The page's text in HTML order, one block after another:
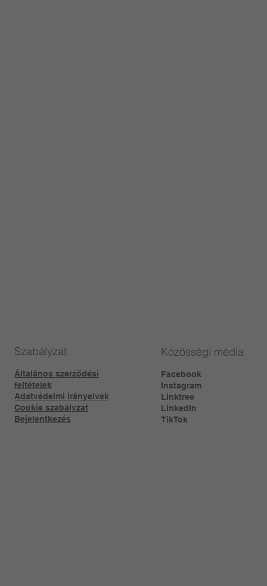
Szabályzat
Általános szerződési
feltételek
Adatvédelmi irányelvek
Cookie szabályzat
Bejelentkezés
Közösségi média
Facebook
Instagram
Linktree​
LinkedIn
TikTok